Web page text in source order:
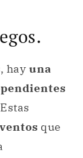
, hay una
que